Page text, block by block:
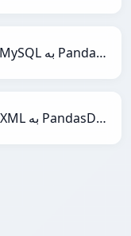
MySQL به PandasDataFrame
XML به PandasDataFrame